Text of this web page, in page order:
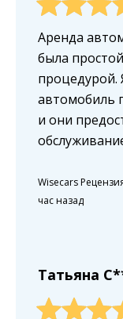
Аренда
была
процедурой.
автомобиль
и они
Wisecars
час назад
Татьяна